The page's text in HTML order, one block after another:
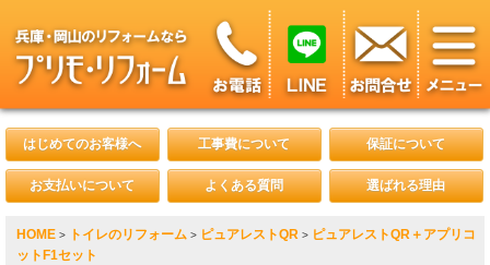
はじめてのお客様へ 工事費について 保証について
お支払いについて よくある質問 選ばれる理由
HOME > トイレのリフォーム > ピュアレストQR > ピュアレストQR＋アプリコ
ットF1セット